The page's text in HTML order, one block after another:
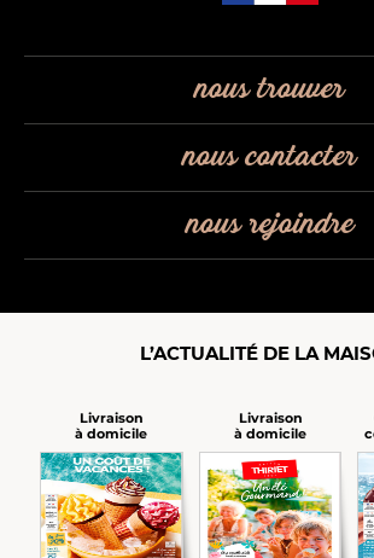
nous trouver
nous contacter
nous rejoindre
L’ACTUALITÉ DE LA
Livraison
à domicile
Livraison
à domicile